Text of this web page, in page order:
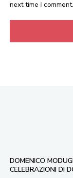
DOMENICO
CELEBRAZIONI DI